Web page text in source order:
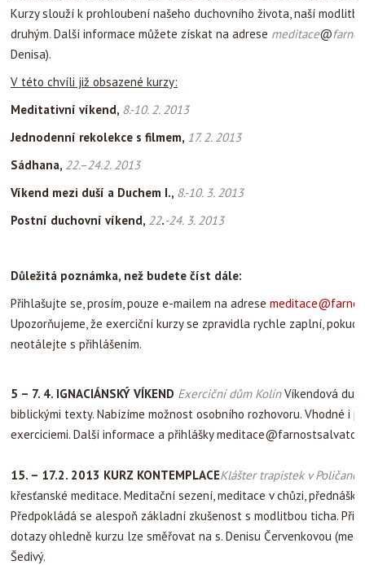
Kurzy slouží k prohloubení našeho duchovního života, naší
druhým.Další informace můžete získat na adrese meditace@
Denisa).
V této chvíli již obsazené kurzy:
Meditativní víkend, 8.-10. 2. 2013
Jednodenní rekolekce s filmem, 17. 2. 2013
Sádhana, 22.–24.2. 2013
Víkend mezi duší a Duchem I., 8.-10. 3. 2013
Postní duchovní víkend, 22.-24. 3. 2013
Důležitá poznámka, než budete číst dále:
Přihlašujte se, prosím, pouze e-mailem na adrese
Upozorňujeme, že exerciční kurzy se zpravidla rychle zaplní,
neotálejte s přihlášením.
5 – 7. 4. IGNACIÁNSKÝ VÍKEND Exerciční dům KolínVíkendová
biblickými texty. Nabízíme možnost osobního rozhovoru. Vhodné i
exerciciemi. Další informace a přihlášky
15. – 17.2. 2013 KURZ KONTEMPLACEKlášter trapistek v
křesťanské meditace. Meditační sezení, meditace v chůzi,
Předpokládá se alespoň základní zkušenost s modlitbou ticha.
dotazy ohledně kurzu lze směřovat na s. Denisu Červenkovou
Šedivý.